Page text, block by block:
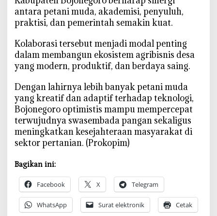
antara petani muda, akademisi, penyuluh,
praktisi, dan pemerintah semakin kuat.
‎Kolaborasi tersebut menjadi modal penting
dalam membangun ekosistem agribisnis desa
yang modern, produktif, dan berdaya saing.
‎Dengan lahirnya lebih banyak petani muda
yang kreatif dan adaptif terhadap teknologi,
Bojonegoro optimistis mampu mempercepat
terwujudnya swasembada pangan sekaligus
meningkatkan kesejahteraan masyarakat di
sektor pertanian. (Prokopim)
Bagikan ini:
Facebook X Telegram
WhatsApp Surat elektronik Cetak